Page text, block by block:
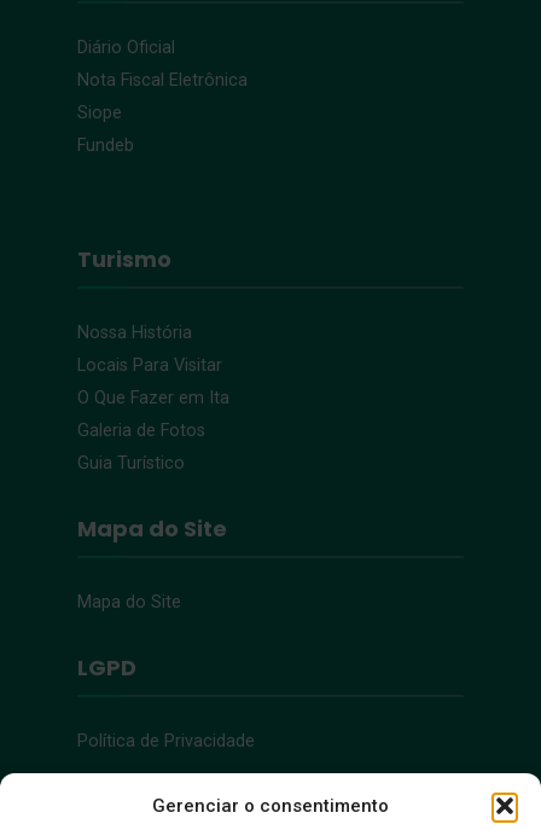
Gerenciar o consentimento
Diário Oficial
Nota Fiscal Eletrônica
Siope
Fundeb
Turismo
Nossa História
Locais Para Visitar
O Que Fazer em Ita
Galeria de Fotos
Guia Turístico
Mapa do Site
Mapa do Site
LGPD
Política de Privacidade
Acessibilidade